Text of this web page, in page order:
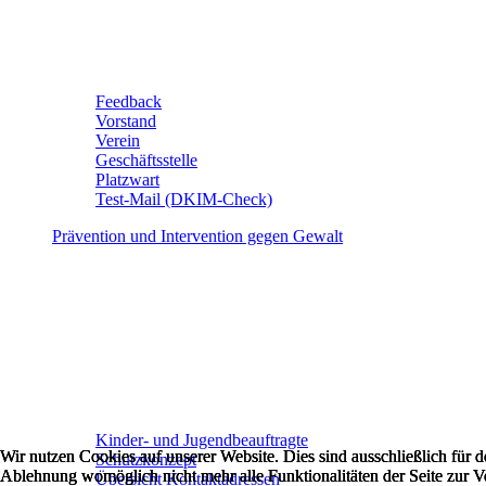
Feedback
Vorstand
Verein
Geschäftsstelle
Platzwart
Test-Mail (DKIM-Check)
Prävention und Intervention gegen Gewalt
Kinder- und Jugendbeauftragte
Schutzkonzept
Übersicht Kontaktadressen
Wir nutzen Cookies auf unserer Website. Dies sind ausschließlich
Ablehnung womöglich nicht mehr alle Funktionalitäten der Seite zur
Wir nutzen Cookies auf unserer Website. Dies sind ausschließlich
Ablehnung womöglich nicht mehr alle Funktionalitäten der Seite zur
Wir nutzen Cookies auf unserer Website. Dies sind ausschließlich
Ablehnung womöglich nicht mehr alle Funktionalitäten der Seite zur